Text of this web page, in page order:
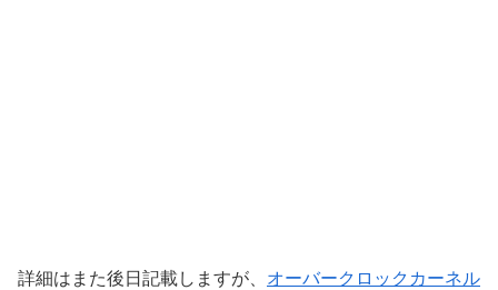
詳細はまた後日記載しますが、 オーバークロックカーネル